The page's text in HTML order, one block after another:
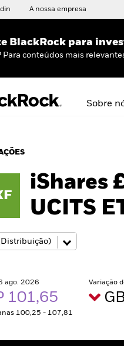
A nossa empresa
BlackRock para
conteúdos mais
Sobre
iShares
UCITS
ago. 2026
101,65
100,25 - 107,81
Variação